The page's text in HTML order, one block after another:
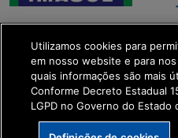
SETDIG | Secretaria-
Executiva de
Transformação Digital
get_footer();
Utilizamos cookies para
em nosso website e para
quais informações são mais
Conforme Decreto Estadual
LGPD no Governo do Estado